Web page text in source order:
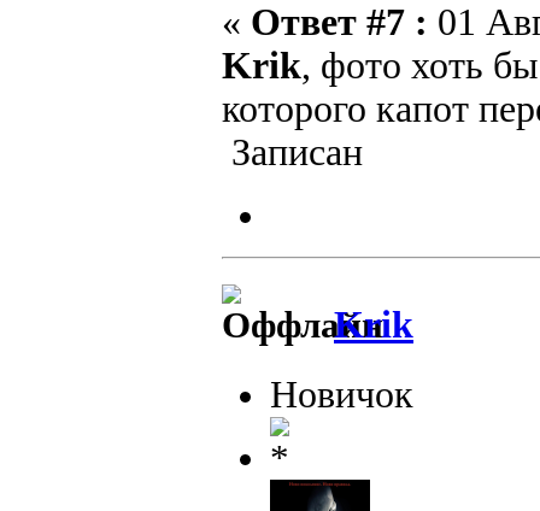
« Ответ #7 : 01
Krik, фото хоть
которого капот
Записан
Krik
Новичок